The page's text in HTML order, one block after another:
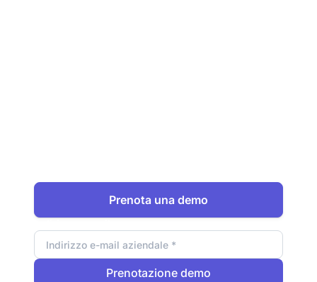
Prenota una demo